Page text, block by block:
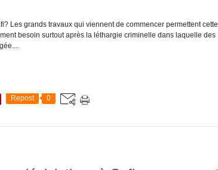
Les grands travaux qui viennent de commencer permettent cette
besoin surtout après la léthargie criminelle dans laquelle des
Repost 0